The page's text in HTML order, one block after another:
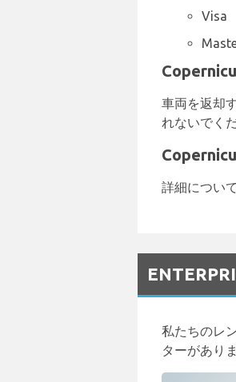
Visa
車両を返却
れないでく
詳細につい
私たちのレ
ターがあり